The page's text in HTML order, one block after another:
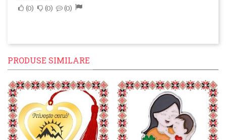
0 0 0
PRODUSE SIMILARE